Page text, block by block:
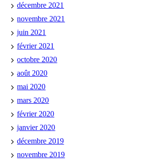
décembre 2021
novembre 2021
juin 2021
février 2021
octobre 2020
août 2020
mai 2020
mars 2020
février 2020
janvier 2020
décembre 2019
novembre 2019